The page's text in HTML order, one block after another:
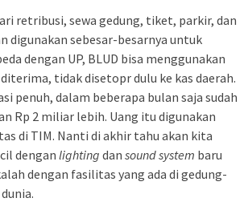
retribusi, sewa gedung, tiket, parkir, dan
digunakan sebesar-besarnya untuk
dengan UP, BLUD bisa menggunakan
tidak disetopr dulu ke kas daerah.
penuh, dalam beberapa bulan saja sudah
Rp 2 miliar lebih. Uang itu digunakan
di TIM. Nanti di akhir tahu akan kita
dengan lighting dan sound system baru
dengan fasilitas yang ada di gedung-